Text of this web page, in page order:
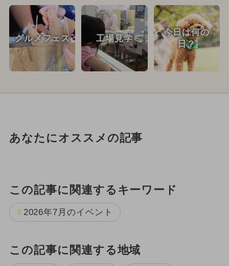
グルメフェス 工場見学
今日は何の
日？
あなたにオススメの記事
この記事に関連するキーワード
2026年7月のイベント
この記事に関連する地域